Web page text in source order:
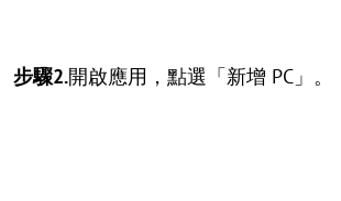
步驟2.開啟應用，點選「新增 PC」。